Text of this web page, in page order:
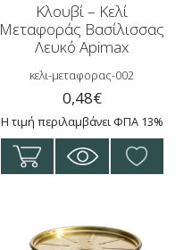
Κλουβί – Κελί
Μεταφοράς Βασίλισσας
Λευκό Apimax
κελι-μεταφορας-002
0,48€
Η τιμή περιλαμβάνει ΦΠΑ 13%